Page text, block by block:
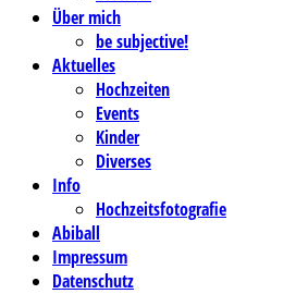
Über mich
be subjective!
Aktuelles
Hochzeiten
Events
Kinder
Diverses
Info
Hochzeitsfotografie
Abiball
Impressum
Datenschutz